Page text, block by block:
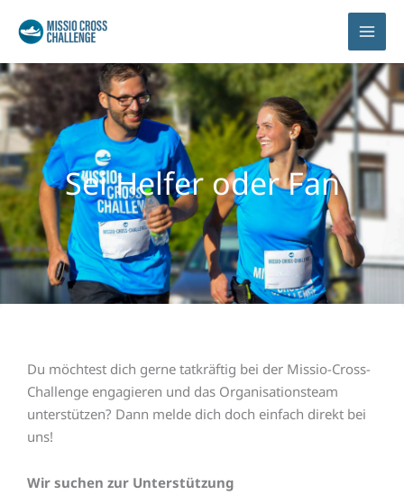
Sei Helfer oder Fan
Du möchtest dich gerne tatkräftig bei der Missio-Cross-
Challenge engagieren und das Organisationsteam
unterstützen? Dann melde dich doch einfach direkt bei
uns!
Wir suchen zur Unterstützung